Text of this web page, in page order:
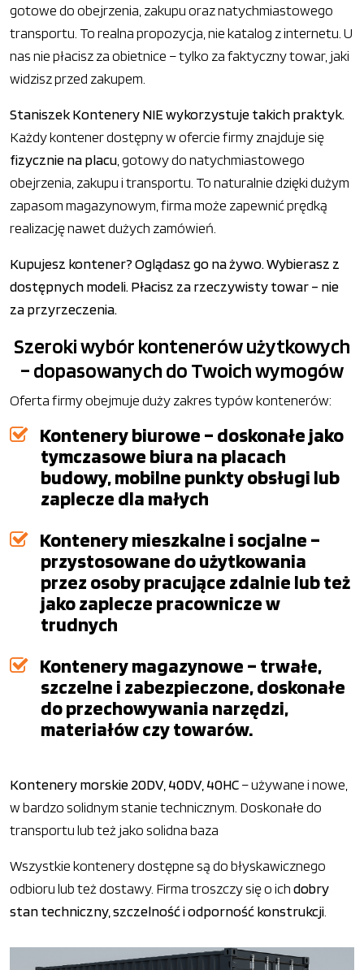
gotowe do obejrzenia, zakupu oraz natychmiastowego
transportu. To realna propozycja, nie katalog z internetu. U
nas nie płacisz za obietnice – tylko za faktyczny towar, jaki
widzisz przed zakupem.
Staniszek Kontenery NIE wykorzystuje takich praktyk.
Każdy kontener dostępny w ofercie firmy znajduje się
fizycznie na placu , gotowy do natychmiastowego
obejrzenia, zakupu i transportu. To naturalnie dzięki dużym
zapasom magazynowym, firma może zapewnić prędką
realizację nawet dużych zamówień.
Kupujesz kontener? Oglądasz go na żywo. Wybierasz z
dostępnych modeli. Płacisz za rzeczywisty towar – nie
za przyrzeczenia.
Szeroki wybór kontenerów użytkowych
– dopasowanych do Twoich wymogów
Oferta firmy obejmuje duży zakres typów kontenerów:
Kontenery biurowe – doskonałe jako
tymczasowe biura na placach
budowy, mobilne punkty obsługi lub
zaplecze dla małych
Kontenery mieszkalne i socjalne –
przystosowane do użytkowania
przez osoby pracujące zdalnie lub też
jako zaplecze pracownicze w
trudnych
Kontenery magazynowe – trwałe,
szczelne i zabezpieczone, doskonałe
do przechowywania narzędzi,
materiałów czy towarów.
Kontenery morskie 20DV, 40DV, 40HC– używane i nowe,
w bardzo solidnym stanie technicznym. Doskonałe do
transportu lub też jako solidna baza
Wszystkie kontenery dostępne są do błyskawicznego
odbioru lub też dostawy. Firma troszczy się o ichdobry
stan techniczny, szczelność i odporność konstrukcji